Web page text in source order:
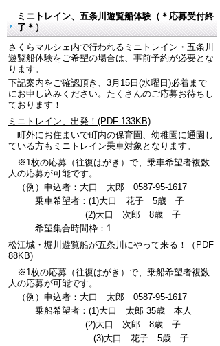
ミニトレイン、五条川遊覧船体験（＊応募受付終
了＊）
さくらマルシェ内で行われるミニトレイン・五条川
遊覧船体験をご希望の場合は、事前予約が必要とな
ります。
下記案内をご確認頂き、3月15日(水曜日)必着まで
にお申し込みください。たくさんのご応募お待ちし
ております！
ミニトレイン、出発！(PDF 133KB)
町外にお住まいで町内の保育園、幼稚園に通園し
ている方もミニトレイン乗車対象となります。
※1枚の応募（往復はがき）で、乗車希望者複数
人の応募が可能です。
（例）申込者：大口 太郎 0587-95-1617
乗車希望者：(1)大口 花子 5歳 子
(2)大口 次郎 8歳 子
希望集合時間枠：1
松江城・堀川遊覧船が五条川にやって来る！（PDF
88KB)
※1枚の応募（往復はがき）で、乗船希望者複数
人の応募が可能です。
（例）申込者：大口 太郎 0587-95-1617
乗船希望者：(1)大口 太郎 35歳 本人
(2)大口 次郎 8歳 子
(3)大口 花子 5歳 子